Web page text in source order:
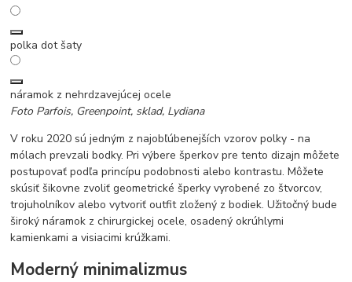
polka dot šaty
náramok z nehrdzavejúcej ocele
Foto Parfois, Greenpoint, sklad, Lydiana
V roku 2020 sú jedným z najobľúbenejších vzorov polky - na
mólach prevzali bodky. Pri výbere šperkov pre tento dizajn môžete
postupovať podľa princípu podobnosti alebo kontrastu. Môžete
skúsiť šikovne zvoliť geometrické šperky vyrobené zo štvorcov,
trojuholníkov alebo vytvoriť outfit zložený z bodiek. Užitočný bude
široký náramok z chirurgickej ocele, osadený okrúhlymi
kamienkami a visiacimi krúžkami.
Moderný minimalizmus